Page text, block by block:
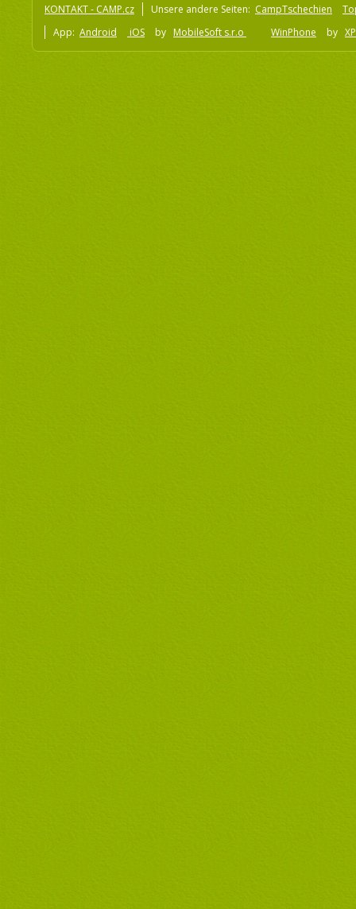
KONTAKT - CAMP.cz Unsere andere Seiten: CampTschechien
App: Android iOS by MobileSoft s.r.o WinPhone by